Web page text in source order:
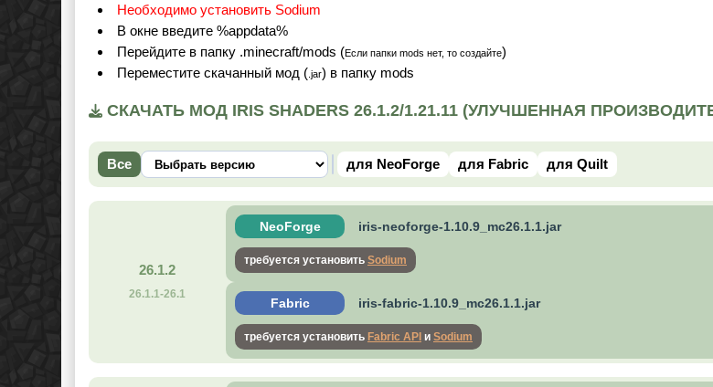
Необходимо установить Sodium
В окне введите %appdata%
Перейдите в папку .minecraft/mods (Если папки mods нет, то создайте)
Переместите скачанный мод ( .jar) в папку mods
СКАЧАТЬ МОД IRIS SHADERS 26.1.2/1.21.11 (УЛУЧШЕННАЯ
Все для NeoForge для Fabric для Quilt
26.1.2
26.1.1-26.1
NeoForge iris-neoforge-1.10.9_mc26.1.1.jar
требуется установить Sodium
Fabric iris-fabric-1.10.9_mc26.1.1.jar
требуется установить Fabric API и Sodium